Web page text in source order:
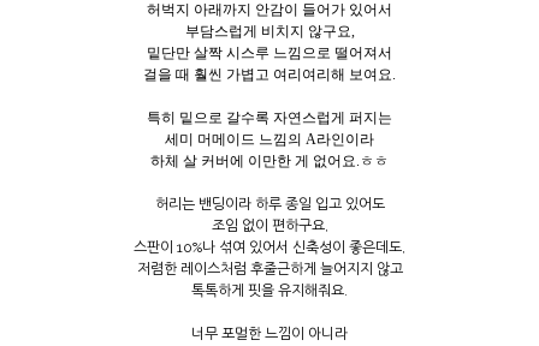
허벅지 아래까지 안감이 들어가 있어서
부담스럽게 비치지 않구요,
밑단만 살짝 시스루 느낌으로 떨어져서
걸을 때 훨씬 가볍고 여리여리해 보여요.
특히 밑으로 갈수록 자연스럽게 퍼지는
세미 머메이드 느낌의 A라인이라
하체 살 커버에 이만한 게 없어요.ㅎㅎ
허리는 밴딩이라 하루 종일 입고 있어도
조임 없이 편하구요,
스판이 10%나 섞여 있어서 신축성이 좋은데도,
저렴한 레이스처럼 후줄근하게 늘어지지 않고
톡톡하게 핏을 유지해줘요.
너무 포멀한 느낌이 아니라